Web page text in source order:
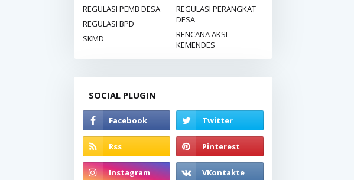
REGULASI PEMB DESA
REGULASI PERANGKAT
DESA
REGULASI BPD
RENCANA AKSI
KEMENDES
SKMD
SOCIAL PLUGIN